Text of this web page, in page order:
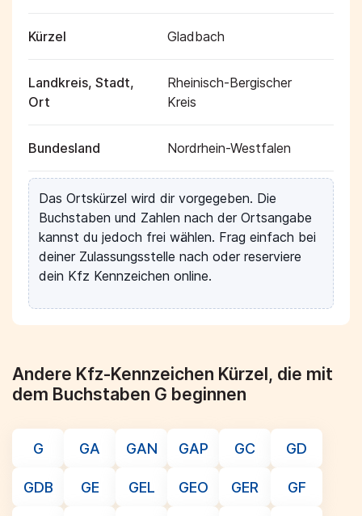
Kürzel Gladbach
Landkreis, Stadt,
Ort
Rheinisch-Bergischer
Kreis
Bundesland Nordrhein-Westfalen
Das Ortskürzel wird dir vorgegeben. Die
Buchstaben und Zahlen nach der Ortsangabe
kannst du jedoch frei wählen. Frag einfach bei
deiner Zulassungsstelle nach oder reserviere
dein Kfz Kennzeichen online.
Andere Kfz-Kennzeichen Kürzel, die mit
dem Buchstaben G beginnen
G GA GAN GAP GC GD
GDB GE GEL GEO GER GF